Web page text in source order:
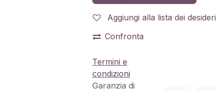
Aggiungi alla lista dei desideri
Confronta
Termini e
condizioni
Garanzia di